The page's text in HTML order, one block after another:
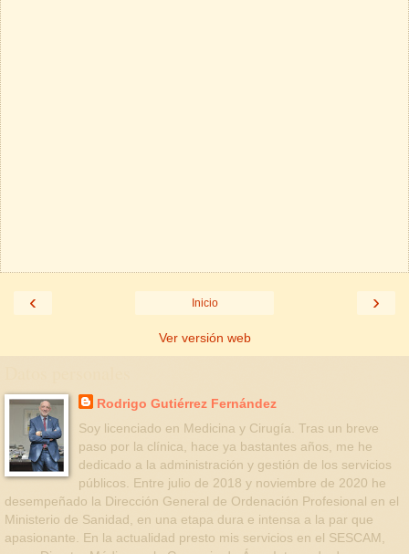
‹ ›
Inicio
Ver versión web
Rodrigo Gutiérrez Fernández
Soy licenciado en Medicina y Cirugía. Tras un breve
paso por la clínica, hace ya bastantes años, me he
dedicado a la administración y gestión de los servicios
públicos. Entre julio de 2018 y noviembre de 2020 he
desempeñado la Dirección General de Ordenación Profesional en el
Ministerio de Sanidad, en una etapa dura e intensa a la par que
apasionante. En la actualidad presto mis servicios en el SESCAM,